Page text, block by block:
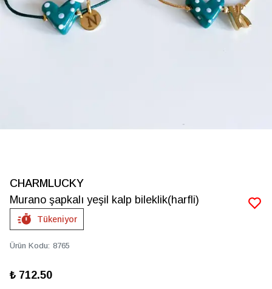
CHARMLUCKY
Murano şapkalı yeşil kalp bileklik(harfli)
Tükeniyor
Ürün Kodu: 8765
₺ 712.50